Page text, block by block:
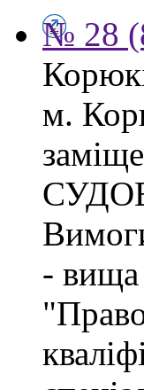
№ 28
м.
- вища